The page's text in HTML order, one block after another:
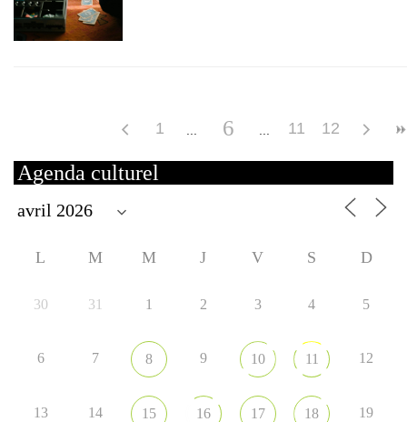
1 6 11 12
Agenda culturel
L M M J V S D
30 31 1 2 3 4 5
6 7 8 9 10 11 12
13 14 15 16 17 18 19